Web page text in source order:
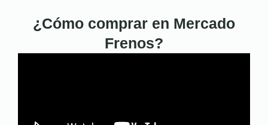
¿Cómo comprar en Mercado
Frenos?